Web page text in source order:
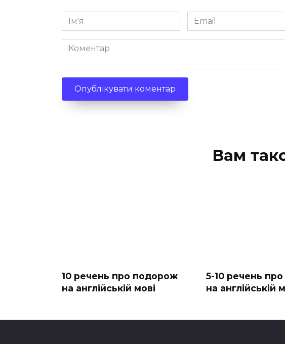
Ім'я
*
Email
*
Коментар
Вам
10 речень про подорож
на англійській мові
5-10 речень
на англійській